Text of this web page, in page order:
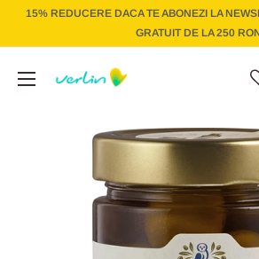
15% REDUCERE DACA TE ABONEZI LA
GRATUIT DE LA 250